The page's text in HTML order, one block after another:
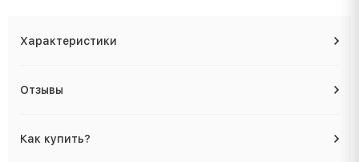
Характеристики
Отзывы
Как купить?